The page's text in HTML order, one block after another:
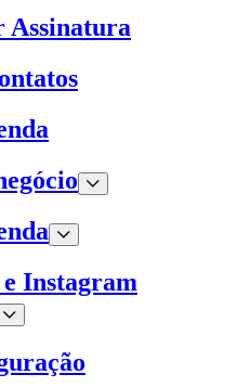
Assinatura
Instagram